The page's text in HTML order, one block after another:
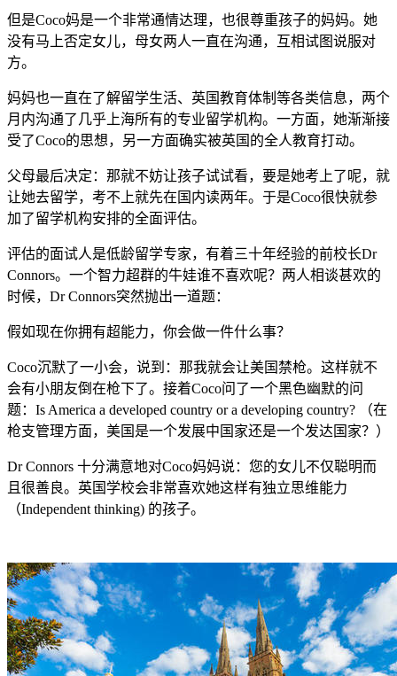
但是Coco妈是一个非常通情达理，也很尊重孩子的妈妈。她
没有马上否定女儿，母女两人一直在沟通，互相试图说服对
方。
妈妈也一直在了解留学生活、英国教育体制等各类信息，两个
月内沟通了几乎上海所有的专业留学机构。一方面，她渐渐接
受了Coco的思想，另一方面确实被英国的全人教育打动。
父母最后决定：那就不妨让孩子试试看，要是她考上了呢，就
让她去留学，考不上就先在国内读两年。于是Coco很快就参
加了留学机构安排的全面评估。
评估的面试人是低龄留学专家，有着三十年经验的前校长Dr
Connors。一个智力超群的牛娃谁不喜欢呢？两人相谈甚欢的
时候，Dr Connors突然抛出一道题：
假如现在你拥有超能力，你会做一件什么事？
Coco沉默了一小会，说到：那我就会让美国禁枪。这样就不
会有小朋友倒在枪下了。接着Coco问了一个黑色幽默的问
题：Is America a developed country or a developing country? （在
枪支管理方面，美国是一个发展中国家还是一个发达国家？）
Dr Connors 十分满意地对Coco妈妈说：您的女儿不仅聪明而
且很善良。英国学校会非常喜欢她这样有独立思维能力
（Independent thinking) 的孩子。